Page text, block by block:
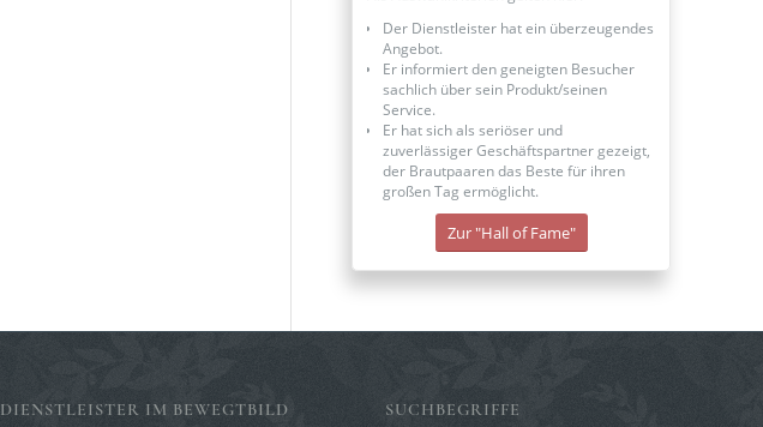
Der Dienstleister hat ein überzeugendes
Angebot.
Er informiert den geneigten Besucher
sachlich über sein Produkt/seinen
Service.
Er hat sich als seriöser und
zuverlässiger Geschäftspartner gezeigt,
der Brautpaaren das Beste für ihren
großen Tag ermöglicht.
Zur "Hall of Fame"
DIENSTLEISTER IM BEWEGTBILD SUCHBEGRIFFE